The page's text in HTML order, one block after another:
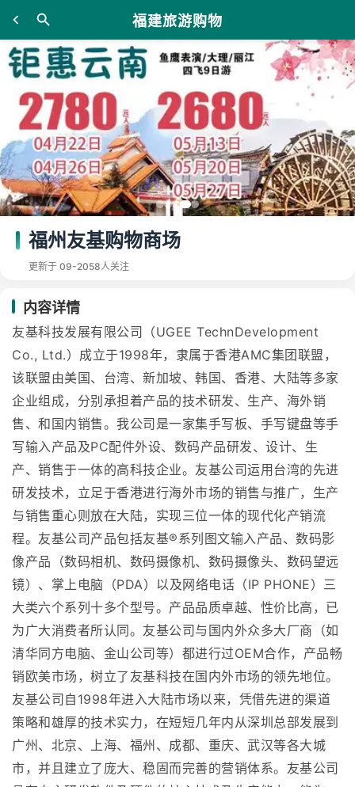
福建旅游购物
福州友基购物商场
更新于 09-2058人关注
内容详情
友基科技发展有限公司（UGEE TechnDevelopment
Co., Ltd.）成立于1998年，隶属于香港AMC集团联盟，
该联盟由美国、台湾、新加坡、韩国、香港、大陆等多家
企业组成，分别承担着产品的技术研发、生产、海外销
售、和国内销售。我公司是一家集手写板、手写键盘等手
写输入产品及PC配件外设、数码产品研发、设计、生
产、销售于一体的高科技企业。友基公司运用台湾的先进
研发技术，立足于香港进行海外市场的销售与推广，生产
与销售重心则放在大陆，实现三位一体的现代化产销流
程。友基公司产品包括友基®系列图文输入产品、数码影
像产品（数码相机、数码摄像机、数码摄像头、数码望远
镜）、掌上电脑（PDA）以及网络电话（IP PHONE）三
大类六个系列十多个型号。产品品质卓越、性价比高，已
为广大消费者所认同。友基公司与国内外众多大厂商（如
清华同方电脑、金山公司等）都进行过OEM合作，产品畅
销欧美市场，树立了友基科技在国内外市场的领先地位。
友基公司自1998年进入大陆市场以来，凭借先进的渠道
策略和雄厚的技术实力，在短短几年内从深圳总部发展到
广州、北京、上海、福州、成都、重庆、武汉等各大城
市，并且建立了庞大、稳固而完善的营销体系。友基公司